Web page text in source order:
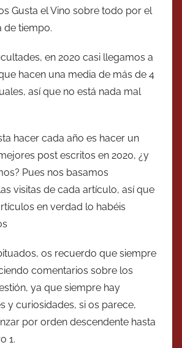
Gusta el Vino sobre todo por el
de tiempo.
en 2020 casi llegamos a
hacen una media de más de 4
así que no está nada mal
hacer cada año es hacer un
post escritos en 2020, ¿y
Pues nos basamos
visitas de cada artículo, así que
en verdad lo habéis
os recuerdo que siempre
comentarios sobre los
ya que siempre hay
y curiosidades, si os parece,
por orden descendente hasta
1.